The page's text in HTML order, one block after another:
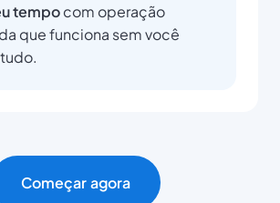
tempocom operação
que funciona sem você
Começar agora